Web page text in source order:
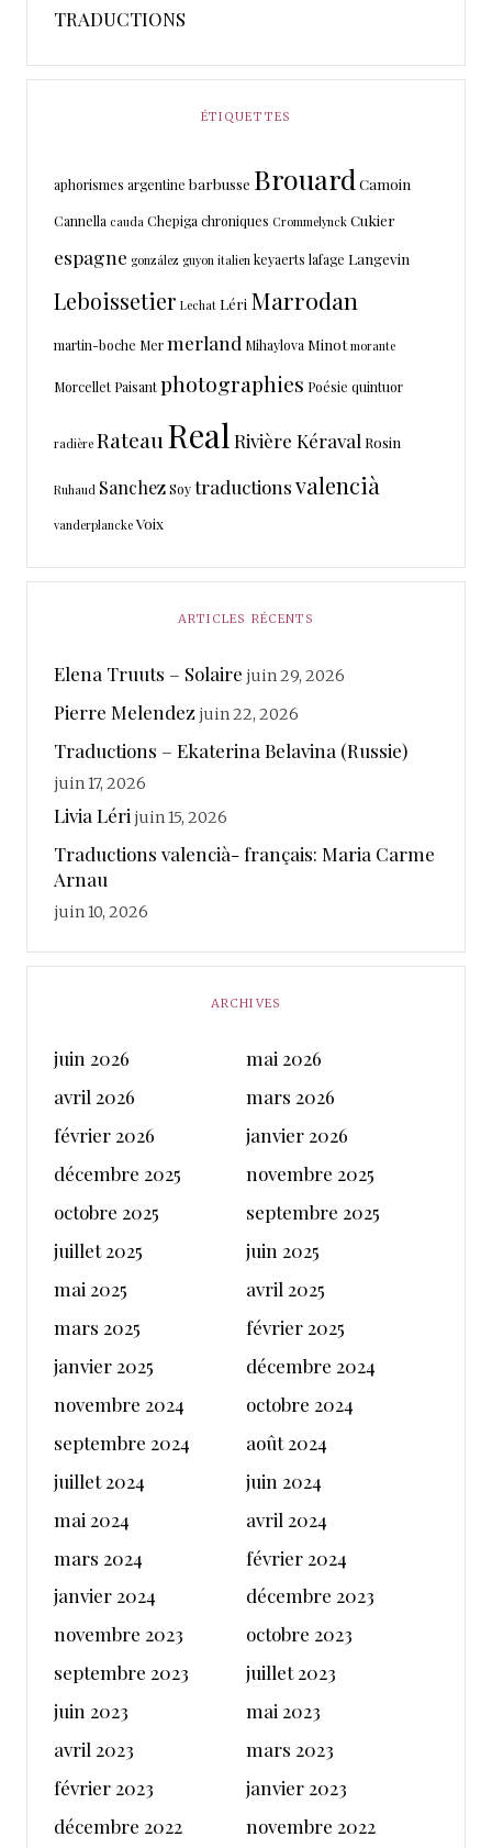
TRADUCTIONS
ÉTIQUETTES
aphorismes argentine barbusse Brouard Camoin
Cannella cauda Chepigachroniques Crommelynck Cukier
espagne gonzález guyon italien keyaerts lafage Langevin
Leboissetier Lechat Léri Marrodan
martin-boche Mermerland Mihaylova Minot morante
Morcellet Paisantphotographies Poésie quintuor
radière RateauReal Rivière Kéraval Rosin
Ruhaud SanchezSoytraductionsvalencià
vanderplancke Voix
ARTICLES RÉCENTS
Elena Truuts – Solaire juin 29, 2026
Pierre Melendez juin 22, 2026
Traductions – Ekaterina Belavina (Russie)
juin 17, 2026
Livia Léri juin 15, 2026
Traductions valencià- français: Maria Carme
Arnau
juin 10, 2026
ARCHIVES
juin 2026
mai 2026
avril 2026
mars 2026
février 2026
janvier 2026
décembre 2025
novembre 2025
octobre 2025
septembre 2025
juillet 2025
juin 2025
mai 2025
avril 2025
mars 2025
février 2025
janvier 2025
décembre 2024
novembre 2024
octobre 2024
septembre 2024
août 2024
juillet 2024
juin 2024
mai 2024
avril 2024
mars 2024
février 2024
janvier 2024
décembre 2023
novembre 2023
octobre 2023
septembre 2023
juillet 2023
juin 2023
mai 2023
avril 2023
mars 2023
février 2023
janvier 2023
décembre 2022
novembre 2022